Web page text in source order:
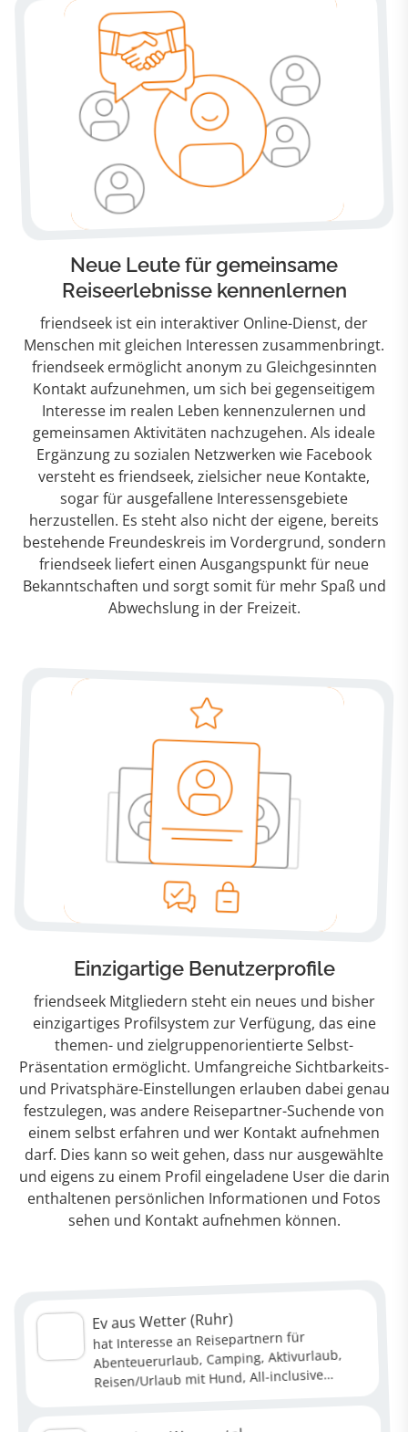
Neue Leute für gemeinsame
Reiseerlebnisse kennenlernen
friendseek ist ein interaktiver Online-Dienst, der
Menschen mit gleichen Interessen zusammenbringt.
friendseek ermöglicht anonym zu Gleichgesinnten
Kontakt aufzunehmen, um sich bei gegenseitigem
Interesse im realen Leben kennenzulernen und
gemeinsamen Aktivitäten nachzugehen. Als ideale
Ergänzung zu sozialen Netzwerken wie Facebook
versteht es friendseek, zielsicher neue Kontakte,
sogar für ausgefallene Interessensgebiete
herzustellen. Es steht also nicht der eigene, bereits
bestehende Freundeskreis im Vordergrund, sondern
friendseek liefert einen Ausgangspunkt für neue
Bekanntschaften und sorgt somit für mehr Spaß und
Abwechslung in der Freizeit.
Einzigartige Benutzerprofile
friendseek Mitgliedern steht ein neues und bisher
einzigartiges Profilsystem zur Verfügung, das eine
themen- und zielgruppenorientierte Selbst-
Präsentation ermöglicht. Umfangreiche Sichtbarkeits-
und Privatsphäre-Einstellungen erlauben dabei genau
festzulegen, was andere Reisepartner-Suchende von
einem selbst erfahren und wer Kontakt aufnehmen
darf. Dies kann so weit gehen, dass nur ausgewählte
und eigens zu einem Profil eingeladene User die darin
enthaltenen persönlichen Informationen und Fotos
sehen und Kontakt aufnehmen können.